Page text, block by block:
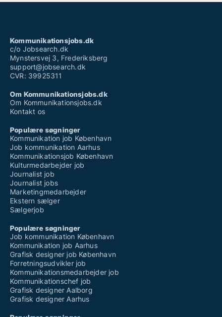
Kommunikationsjobs.dk
c/o Jobsearch.dk
Mynstersvej 3, Frederiksberg
support@jobsearch.dk
CVR: 39925311
Om Kommunikationsjobs.dk
Om Kommunikationsjobs.dk
Kontakt os
Populære søgninger
Kommunikation job København
Job kommunikation Aarhus
Kommunikationsjob København
Kulturmedarbejder job
Journalist job
Journalist jobs
Marketingmedarbejder
Ekstern sælger
Sælgerjob
Populære søgninger
Job kommunikation København
Kommunikation job Aarhus
Grafisk designer job København
Forretningsudvikler job
Kommunikationsmedarbejder job
Kommunikationschef job
Grafisk designer Aalborg
Grafisk designer Aarhus